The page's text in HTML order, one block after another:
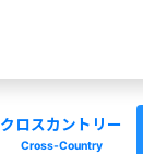
クロスカントリー
Cross-Country